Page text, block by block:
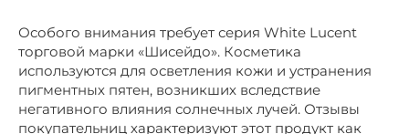
Особого внимания требует серия White Lucent
торговой марки «Шисейдо». Косметика
используются для осветления кожи и устранения
пигментных пятен, возникших вследствие
негативного влияния солнечных лучей. Отзывы
покупательниц характеризуют этот продукт как